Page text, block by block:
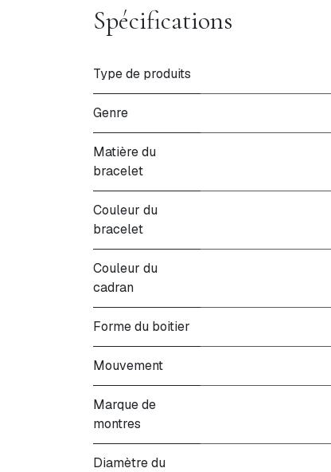
Spécifications
Type de produits
Genre
Matière du
bracelet
Couleur du
bracelet
Couleur du
cadran
Forme du boitier
Mouvement
Marque de
montres
Diamètre du